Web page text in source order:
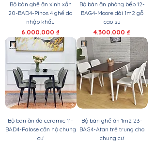
Bộ bàn ghế ăn xinh xắn
20-BAD4-Pinos 4 ghế da
nhập khẩu
Giá
6.000.000 ₫
Bộ bàn ăn phòng bếp 12-
BAG4-Moore dài 1m2 gỗ
cao su
Giá
4.300.000 ₫
Bộ bàn ăn đá ceramic 11-
BAD4-Palose căn hộ chung
cư
Bộ bàn ghế ăn 1m2 23-
BAG4-Atan trẻ trung cho
chung cư